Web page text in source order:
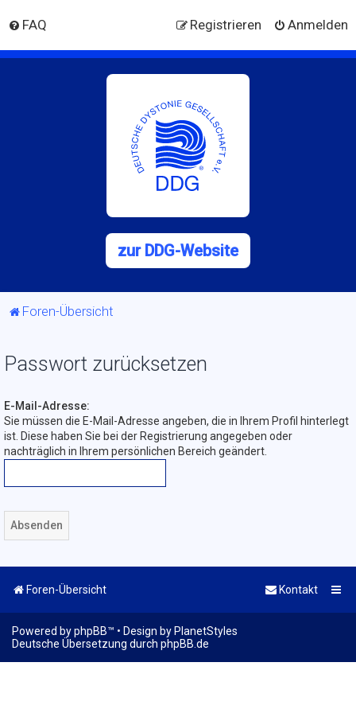
FAQ Anmelden
Registrieren
zur DDG-Website
Foren-Übersicht
Passwort zurücksetzen
E-Mail-Adresse:
Sie müssen die E-Mail-Adresse angeben, die in Ihrem Profil hinterlegt
ist. Diese haben Sie bei der Registrierung angegeben oder
nachträglich in Ihrem persönlichen Bereich geändert.
Foren-Übersicht Kontakt
Powered byphpBB™ • Design byPlanetStyles
Deutsche Übersetzung durch phpBB.de